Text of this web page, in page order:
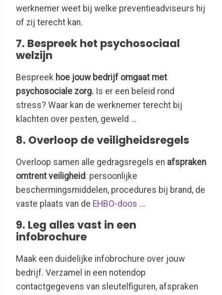
werknemer weet bij welke preventieadviseurs hij
of zij terecht kan.
7. Bespreek het psychosociaal
welzijn
Bespreek hoe jouw bedrijf omgaat met
psychosociale zorg. Is er een beleid rond
stress? Waar kan de werknemer terecht bij
klachten over pesten, geweld …
8. Overloop de veiligheidsregels
Overloop samen alle gedragsregels en afspraken
omtrent veiligheid: persoonlijke
beschermingsmiddelen, procedures bij brand, de
vaste plaats van de EHBO-doos ...
9. Leg alles vast in een
infobrochure
Maak een duidelijke infobrochure over jouw
bedrijf. Verzamel in een notendop
contactgegevens van sleutelfiguren, afspraken